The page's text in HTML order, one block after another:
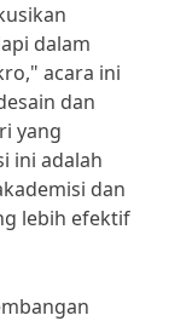
dalam
acara ini
dan
yang
ini adalah
dan
lebih efektif